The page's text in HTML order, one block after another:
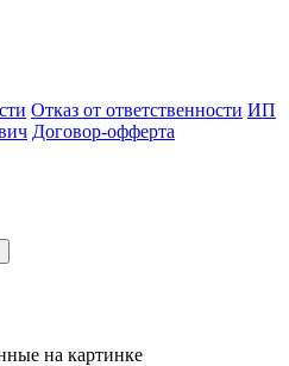
Отказ от ответственности ИП
Договор-офферта
на картинке